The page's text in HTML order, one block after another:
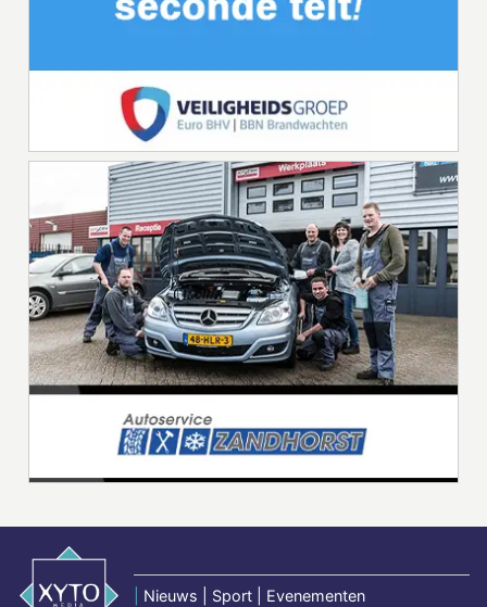
Nieuws | Sport | Evenementen